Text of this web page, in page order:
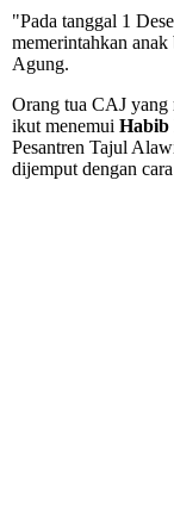
"Pada tanggal 1
memerintahkan
Agung.
Orang tua CAJ yang
ikut menemui Habib
Pesantren Tajul
dijemput dengan